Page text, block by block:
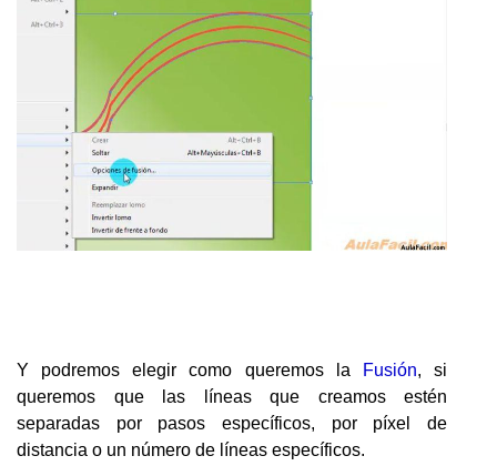
Y podremos elegir como queremos la Fusión, si
queremos que las líneas que creamos estén
separadas por pasos específicos, por píxel de
distancia o un número de líneas específicos.